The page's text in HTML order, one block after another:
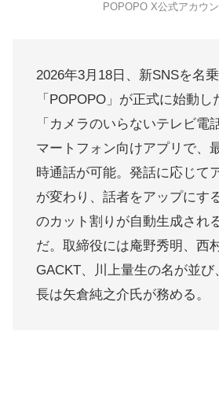
POPOPO X公式アカウ
2026年3月18日、新SNSを名
「POPOPO」が正式に始動
「カメラのいらないテレビ電
マートフォン向けアプリで、
時通話が可能。発話に応じて
が変わり、話者をアップにす
のカット割りが自動生成され
だ。取締役には庵野秀明、西
GACKT、川上量生の名が並び
長は矢倉純之介氏が務める。